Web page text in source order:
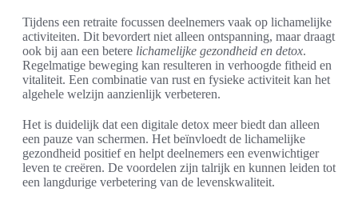
Tijdens een retraite focussen deelnemers vaak op lichamelijke
activiteiten. Dit bevordert niet alleen ontspanning, maar draagt
ook bij aan een betere lichamelijke gezondheid en detox.
Regelmatige beweging kan resulteren in verhoogde fitheid en
vitaliteit. Een combinatie van rust en fysieke activiteit kan het
algehele welzijn aanzienlijk verbeteren.
Het is duidelijk dat een digitale detox meer biedt dan alleen
een pauze van schermen. Het beïnvloedt de lichamelijke
gezondheid positief en helpt deelnemers een evenwichtiger
leven te creëren. De voordelen zijn talrijk en kunnen leiden tot
een langdurige verbetering van de levenskwaliteit.